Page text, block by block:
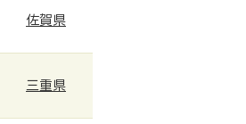
佐賀県
三重県